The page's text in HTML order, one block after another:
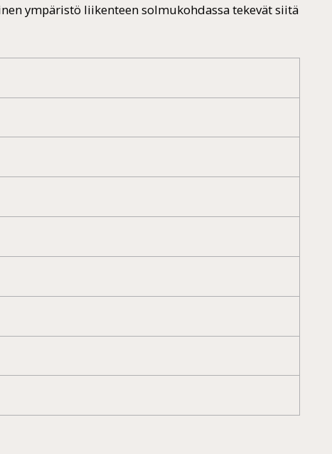
ympäristö liikenteen solmukohdassa tekevät siitä